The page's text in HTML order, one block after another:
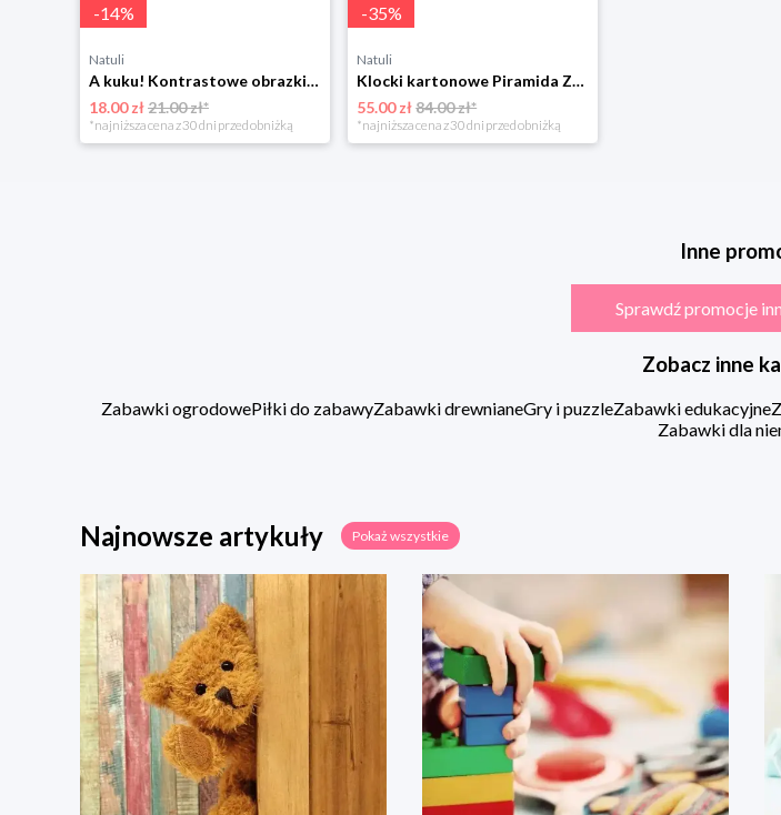
-14%
Natuli
A kuku! Kontrastowe obrazki. Karty kontrastowe + poradnik 0+ Edgard
18.00 zł21.00 zł*
*najniższa cena z 30 dni przed obniżką
-35%
Natuli
Klocki kartonowe Piramida Zabaw. Owoce i Warzywa Piramida zabaw
55.00 zł84.00 zł*
*najniższa cena z 30 dni przed obniżką
Inne
Sprawdź promocje
Zobacz inne
Zabawki ogrodowePiłki do zabawyZabawki drewnianeGry i puzzleZabawki edukacyjne
Zabawki dla
Najnowsze artykuły Pokaż wszystkie